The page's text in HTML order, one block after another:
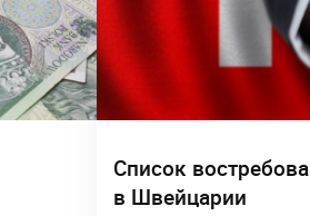
Список
в Швейцарии